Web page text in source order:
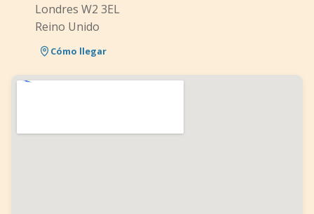
Londres W2 3EL
Reino Unido
Cómo llegar